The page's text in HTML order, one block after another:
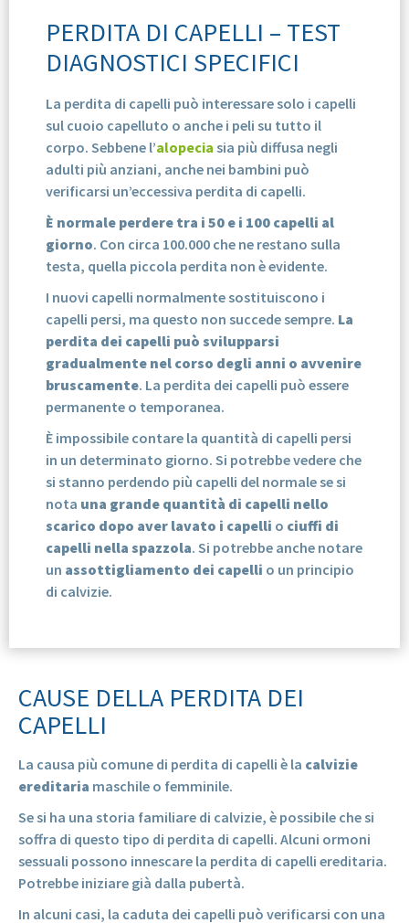
PERDITA DI CAPELLI – TEST
DIAGNOSTICI SPECIFICI
La perdita di capelli può interessare solo i capelli
sul cuoio capelluto o anche i peli su tutto il
corpo. Sebbene l’alopecia sia più diffusa negli
adulti più anziani, anche nei bambini può
verificarsi un’eccessiva perdita di capelli.
È normale perdere tra i 50 e i 100 capelli al
giorno. Con circa 100.000 che ne restano sulla
testa, quella piccola perdita non è evidente.
I nuovi capelli normalmente sostituiscono i
capelli persi, ma questo non succede sempre. La
perdita dei capelli può svilupparsi
gradualmente nel corso degli anni o avvenire
bruscamente. La perdita dei capelli può essere
permanente o temporanea.
È impossibile contare la quantità di capelli persi
in un determinato giorno. Si potrebbe vedere che
si stanno perdendo più capelli del normale se si
nota una grande quantità di capelli nello
scarico dopo aver lavato i capelli o ciuffi di
capelli nella spazzola. Si potrebbe anche notare
un assottigliamento dei capelli o un principio
di calvizie.
CAUSE DELLA PERDITA DEI
CAPELLI
La causa più comune di perdita di capelli è la calvizie
ereditaria maschile o femminile.
Se si ha una storia familiare di calvizie, è possibile che si
soffra di questo tipo di perdita di capelli. Alcuni ormoni
sessuali possono innescare la perdita di capelli ereditaria.
Potrebbe iniziare già dalla pubertà.
In alcuni casi, la caduta dei capelli può verificarsi con una